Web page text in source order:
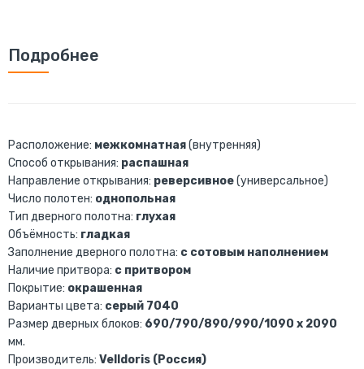
Подробнее
Расположение: межкомнатная(внутренняя)
Способ открывания: распашная
Направление открывания: реверсивное(универсальное)
Число полотен: однопольная
Тип дверного полотна: глухая
Объёмность: гладкая
Заполнение дверного полотна: с сотовым наполнением
Наличие притвора: с притвором
Покрытие: окрашенная
Варианты цвета: серый 7040
Размер дверных блоков: 690/790/890/990/1090 х 2090
мм.
Производитель: Velldoris (Россия)